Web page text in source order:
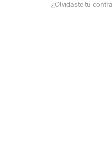
¿Olvidaste tu